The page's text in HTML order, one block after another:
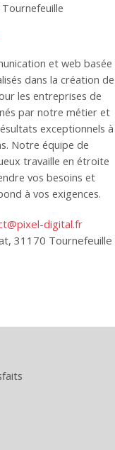
et web basée
dans la création de
les entreprises de
par notre métier et
exceptionnels à
Notre équipe de
travaille en étroite
vos besoins et
à vos exigences.
digital.fr
31170 Tournefeuille